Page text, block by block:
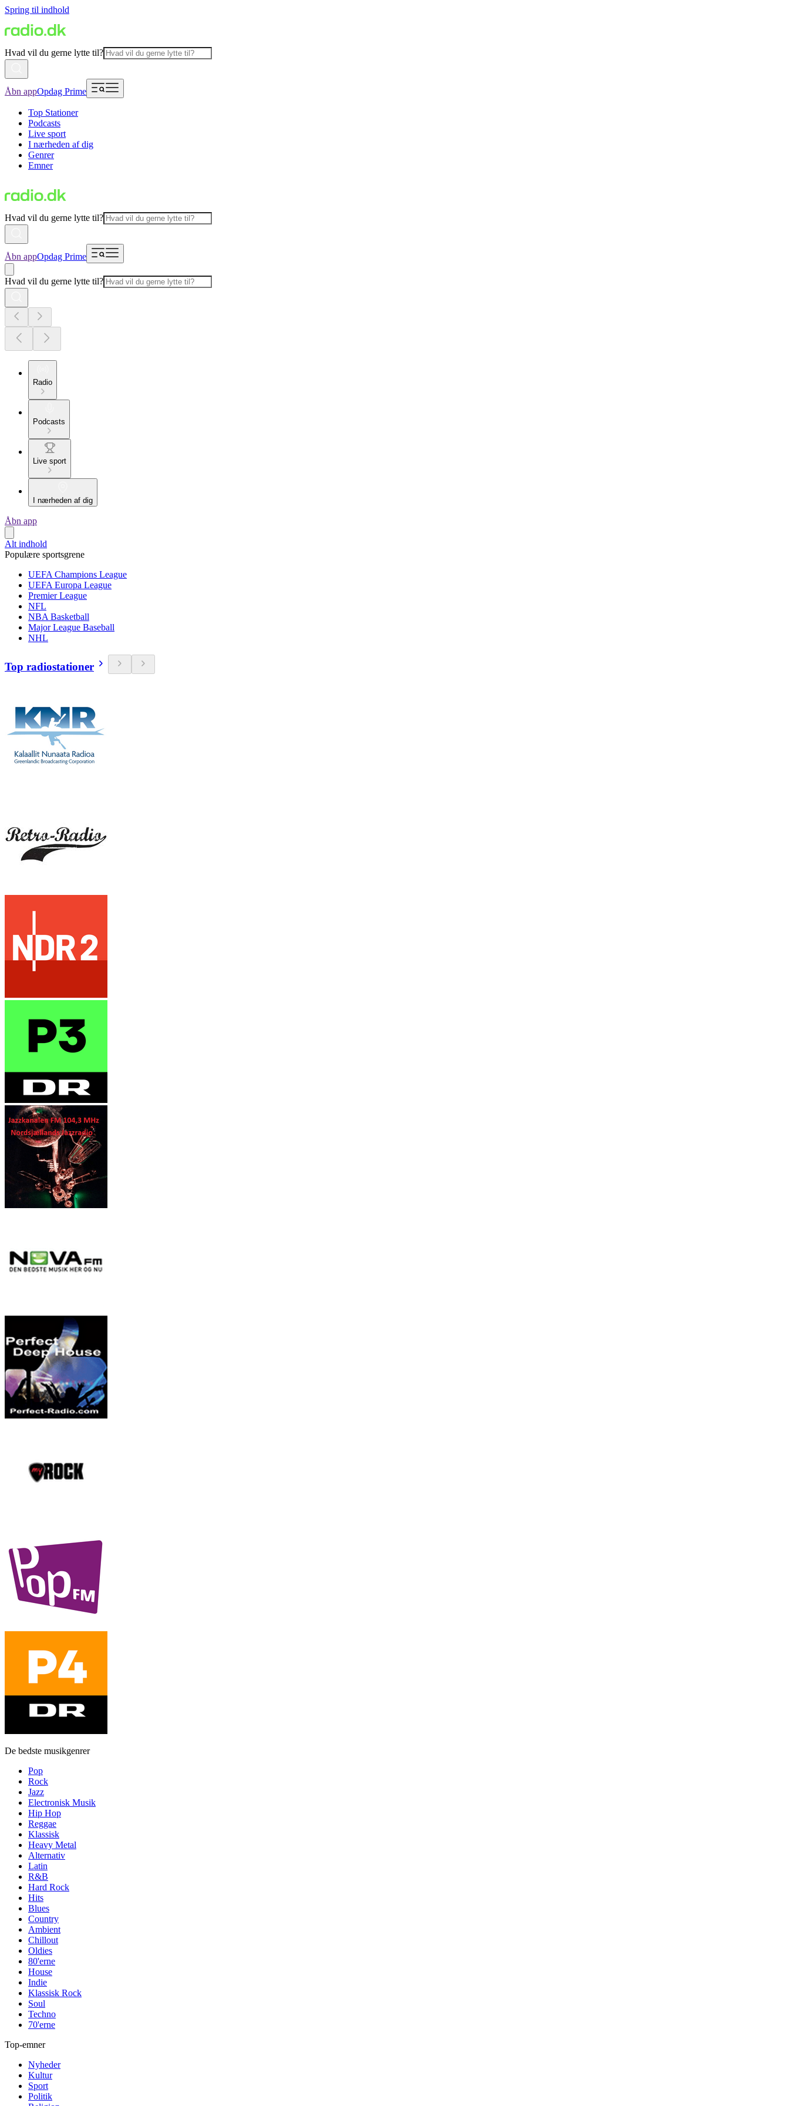
Spring til indhold
Hvad vil du gerne lytte til?
Åbn appOpdag Prime
Top Stationer
Podcasts
Live sport
I nærheden af dig
Genrer
Emner
Hvad vil du gerne lytte til?
Åbn appOpdag Prime
Hvad vil du gerne lytte til?
Radio
Podcasts
Live sport
I nærheden af dig
Åbn app
Alt indhold
Populære sportsgrene
UEFA Champions League
UEFA Europa League
Premier League
NFL
NBA Basketball
Major League Baseball
NHL
Top radiostationer
De bedste musikgenrer
Pop
Rock
Jazz
Electronisk Musik
Hip Hop
Reggae
Klassisk
Heavy Metal
Alternativ
Latin
R&B
Hard Rock
Hits
Blues
Country
Ambient
Chillout
Oldies
80'erne
House
Indie
Klassisk Rock
Soul
Techno
70'erne
Top-emner
Nyheder
Kultur
Sport
Politik